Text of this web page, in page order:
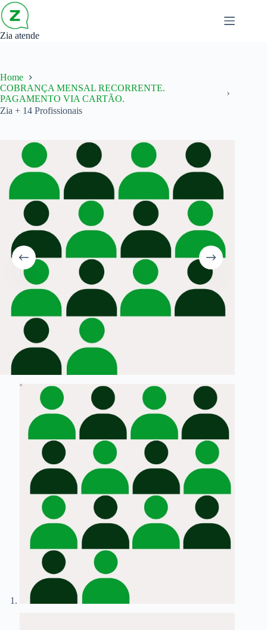
Zia atende
Home
COBRANÇA MENSAL RECORRENTE.
PAGAMENTO VIA CARTÃO.
Zia + 14 Profissionais